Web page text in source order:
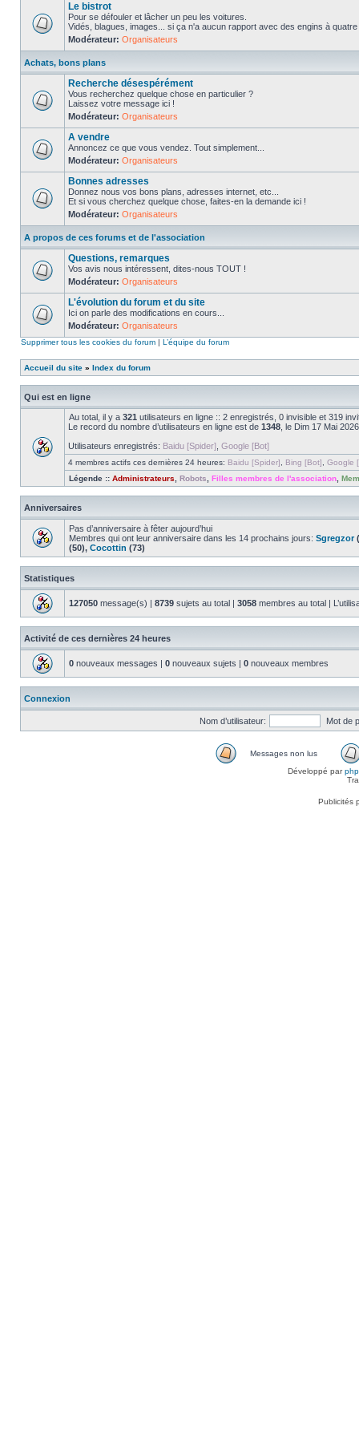
Le bistrot
Pour se défouler et lâcher un peu les voitures.
Vidés, blagues, images... si ça n'a aucun rapport avec des engins à
Modérateur: Organisateurs
Achats, bons plans
Recherche désespérément
Vous recherchez quelque chose en particulier ?
Laissez votre message ici !
Modérateur: Organisateurs
A vendre
Annoncez ce que vous vendez. Tout simplement...
Modérateur: Organisateurs
Bonnes adresses
Donnez nous vos bons plans, adresses internet, etc...
Et si vous cherchez quelque chose, faites-en la demande ici !
Modérateur: Organisateurs
A propos de ces forums et de l'association
Questions, remarques
Vos avis nous intéressent, dites-nous TOUT !
Modérateur: Organisateurs
L'évolution du forum et du site
Ici on parle des modifications en cours...
Modérateur: Organisateurs
Supprimer tous les cookies du forum | L’équipe du forum
Accueil du site » Index du forum
Qui est en ligne
Au total, il y a 321 utilisateurs en ligne :: 2 enregistrés, 0 invisible et 319
Le record du nombre d’utilisateurs en ligne est de 1348 , le Dim 17 Mai
Utilisateurs enregistrés: Baidu [Spider] Google [Bot]
4 membres actifs ces dernières 24 heures: Baidu [Spider] Bing [Bot]
Google
Légende :: Administrateurs Robots Filles membres de l'association
Anniversaires
Pas d’anniversaire à fêter aujourd’hui
Membres qui ont leur anniversaire dans les 14 prochains jours: Sgregzor
(50), Cocottin (73)
Statistiques
127050 message(s) | 8739 sujets au total | 3058 membres au total |
Activité de ces dernières 24 heures
0 nouveaux messages | 0 nouveaux sujets | 0 nouveaux membres
Connexion
Nom d’utilisateur: Mot de
Messages non lus
Développé par
Publicités